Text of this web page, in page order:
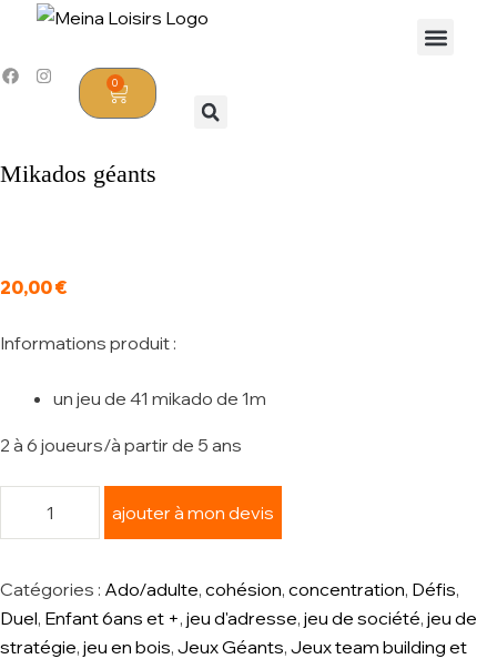
0
Mikados géants
20,00€
Informations produit :
un jeu de 41 mikado de 1m
2 à 6 joueurs/à partir de 5 ans
ajouter à mon devis
Catégories : Ado/adulte, cohésion, concentration, Défis,
Duel, Enfant 6ans et +, jeu d'adresse, jeu de société, jeu de
stratégie, jeu en bois, Jeux Géants, Jeux team building et